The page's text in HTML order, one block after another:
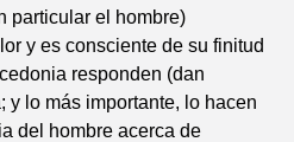
particular el hombre)
y es consciente de su finitud
responden (dan
y lo más importante, lo hacen
del hombre acerca de